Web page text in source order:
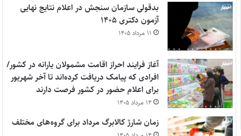
بدقولی سازمان سنجش در اعلام نتایج نهایی
آزمون دکتری ۱۴۰۵
۱۱ مرداد ۱۴۰۵
آغاز فرایند احراز اقامت مشمولان یارانه در کشور/
افرادی که پیامک دریافت کرده‌اند تا آخر شهریور
برای اعلام حضور در کشور فرصت دارند
۱۴ مرداد ۱۴۰۵
زمان شارژ کالابرگ مرداد برای گروه‌های مختلف